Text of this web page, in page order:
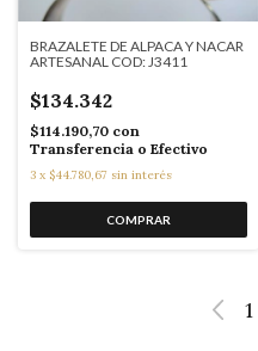
BRAZALETE DE ALPACA Y NACAR
ARTESANAL COD: J3411
$134.342
$114.190,70 con
Transferencia o Efectivo
3 x $44.780,67 sin interés
1